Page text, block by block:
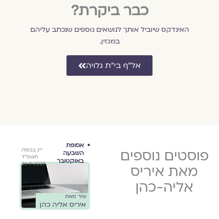
כבר ביקרת?
האינדקס שיוביל אותך לנושאים נוספים שנכתב עליהם
במגזין.
אל״ף בי״ת גלויה
פוסטים נוספים
מאת איריס
אליה-כהן
תשפ״ד
כהן
ה׳תשפ״ה
אסופת
השבעה
באוקטובר
י״ג בכסלו
תשפ״ד
26.11.2023
שיר מאת
איריס אליה כהן